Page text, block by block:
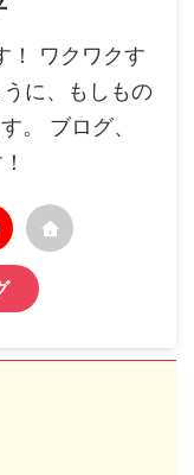
！ ワクワクす
に、もしもの
。 ブログ、